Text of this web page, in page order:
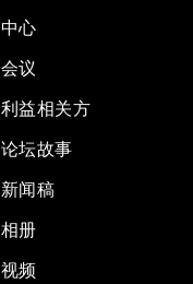
中心
会议
利益相关方
论坛故事
新闻稿
相册
视频